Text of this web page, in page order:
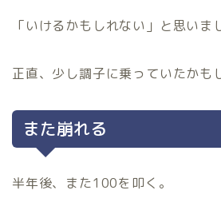
「いけるかもしれない」と思いま
正直、少し調子に乗っていたかも
また崩れる
半年後、また100を叩く。